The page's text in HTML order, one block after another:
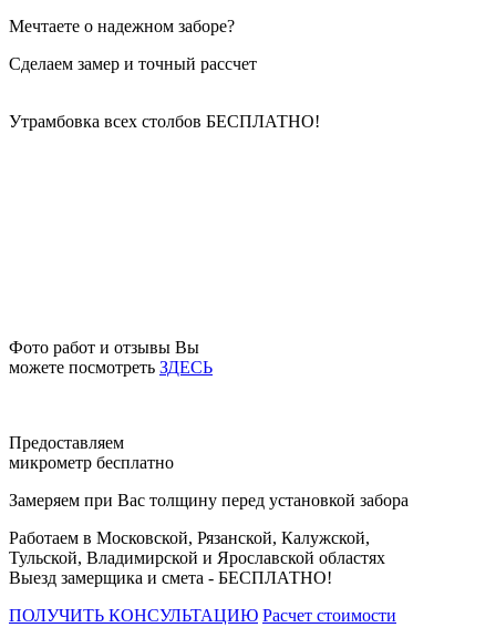
Мечтаете о надежном заборе?
Сделаем замер и точный рассчет
Утрамбовка всех столбов БЕСПЛАТНО!
Фото работ и отзывы Вы
можете посмотреть ЗДЕСЬ
Предоставляем
микрометр бесплатно
Замеряем при Вас толщину перед установкой забора
Работаем в Московской, Рязанской, Калужской,
Тульской, Владимирской и Ярославской областях
Выезд замерщика и смета - БЕСПЛАТНО!
ПОЛУЧИТЬ КОНСУЛЬТАЦИЮ Расчет стоимости